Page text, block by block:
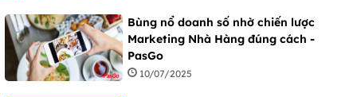
Bùng nổ doanh số nhờ chiến lược
Marketing Nhà Hàng đúng cách -
PasGo
10/07/2025